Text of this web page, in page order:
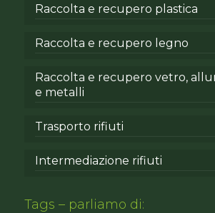
Raccolta e recupero plastica
Raccolta e recupero legno
Raccolta e recupero vetro,
e metalli
Trasporto rifiuti
Intermediazione rifiuti
Tags – parliamo di: